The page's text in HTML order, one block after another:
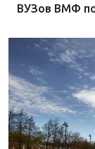
ВУЗов ВМФ